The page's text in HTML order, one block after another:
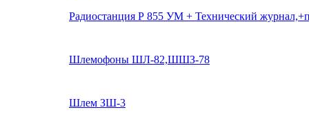
Радиостанция Р 855 УМ + Технический
Шлемофоны ШЛ-82,ШШЗ-78
Шлем ЗШ-3